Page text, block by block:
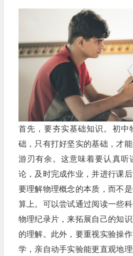
首先，要夯实基础知识。初中
础，只有打好坚实的基础，才
游刃有余。这意味着要认真听
论，及时完成作业，并进行课
要理解物理概念的本质，而不
算上。可以尝试通过阅读一些
物理纪录片，来拓展自己的知
的理解。此外，要重视实验操
学，亲自动手实验能更直观地